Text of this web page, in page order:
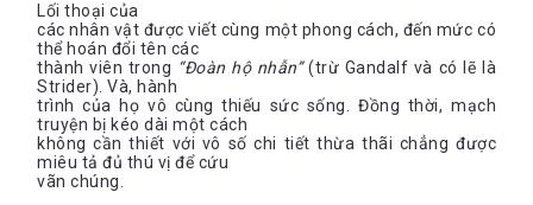
Lối thoại của
các nhân vật được viết cùng một phong cách, đến mức có
thể hoán đổi tên các
thành viên trong “Đoàn hộ nhẫn”(trừ Gandalf và có lẽ là
Strider). Và, hành
trình của họ vô cùng thiếu sức sống. Đồng thời, mạch
truyện bị kéo dài một cách
không cần thiết với vô số chi tiết thừa thãi chẳng được
miêu tả đủ thú vị để cứu
vãn chúng.